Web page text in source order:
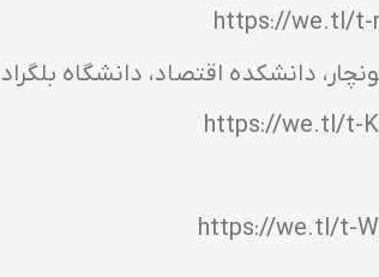
https://we.tl/t-
دانشکده اقتصاد، دانشگاه بلگراد
https://we.tl/t-
https://we.tl/t-